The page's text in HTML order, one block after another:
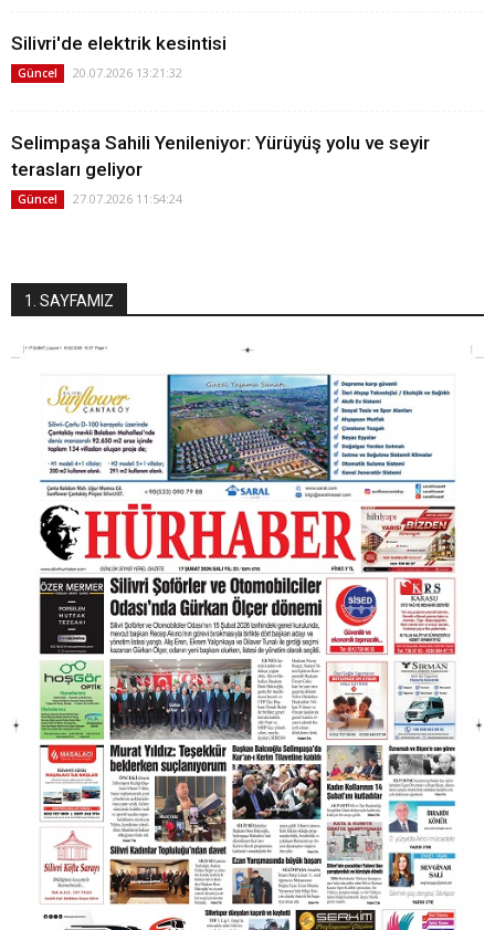
Silivri'de elektrik kesintisi
Güncel 20.07.2026 13:21:32
Selimpaşa Sahili Yenileniyor: Yürüyüş yolu ve seyir
terasları geliyor
Güncel 27.07.2026 11:54:24
1. SAYFAMIZ